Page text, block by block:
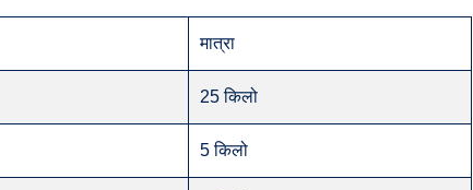
मात्रा
25 किलो
5 किलो